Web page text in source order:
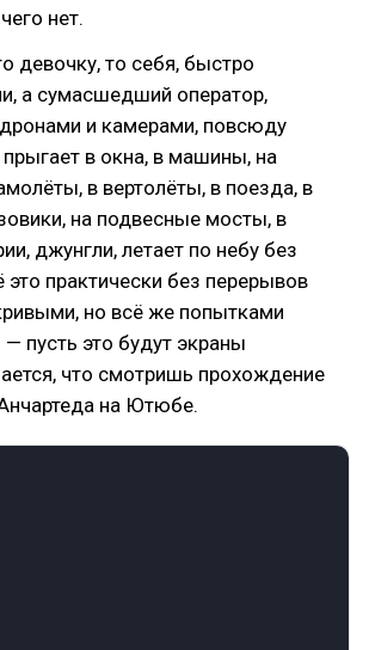
нет.
девочку, то себя, быстро
а сумасшедший оператор,
и камерами, повсюду
прыгает в окна, в машины, на
в вертолёты, в поезда, в
на подвесные мосты, в
джунгли, летает по небу без
практически без перерывов
но всё же попытками
пусть это будут экраны
что смотришь прохождение
на Ютюбе.